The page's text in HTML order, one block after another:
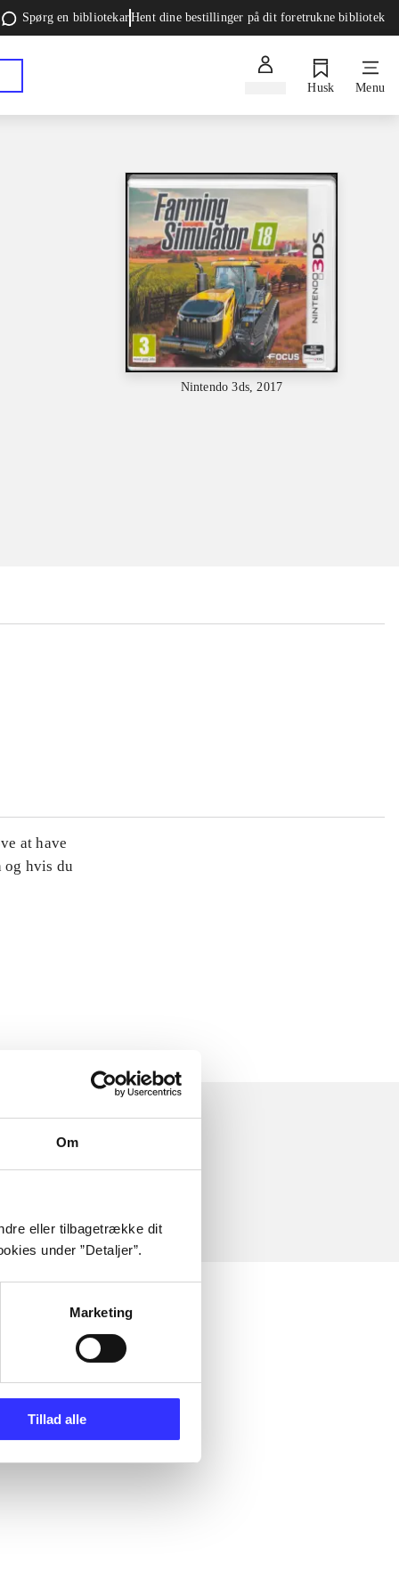
Om
eller tilbagetrække dit
under ”Detaljer”.
Marketing
Tillad alle
Spørg en bibliotekarHent dine bestillinger på dit foretrukne bibliotek
Husk Menu
Nintendo 3ds, 2017
at have
og hvis du